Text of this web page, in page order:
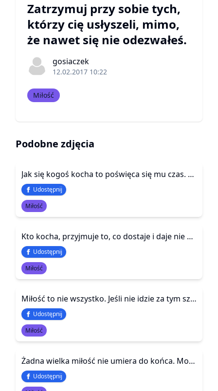
Zatrzymuj przy sobie tych,
którzy cię usłyszeli, mimo,
że nawet się nie odezwałeś.
gosiaczek
12.02.2017 10:22
Miłość
Podobne zdjęcia
Jak się kogoś kocha to poświęca się mu czas. Nie można go ignorować. Milczenie jest gorsze niż kłótnia.
Udostępnij
Miłość
Kto kocha, przyjmuje to, co dostaje i daje nie żądając wdzięczności. Miłość nie rachuje.
Udostępnij
Miłość
Miłość to nie wszystko. Jeśli nie idzie za tym szacunek, troska i obecność, to zostaje tylko piękne słowo
Udostępnij
Miłość
Żadna wielka miłość nie umiera do końca. Możemy ...
Udostępnij